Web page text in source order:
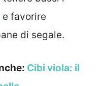
e favorire
di segale.
Cibi viola: il